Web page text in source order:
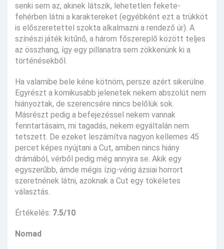
senki sem az, akinek látszik, lehetetlen fekete-
fehérben látni a karaktereket (egyébként ezt a trükköt
is előszeretettel szokta alkalmazni a rendező úr). A
színészi játék kitűnő, a három főszereplő között teljes
az összhang, így egy pillanatra sem zökkenünk ki a
történésekből.
Ha valamibe bele kéne kötnöm, persze azért sikerülne.
Egyrészt a komikusabb jelenetek nekem abszolút nem
hiányoztak, de szerencsére nincs belőlük sok.
Másrészt pedig a befejezéssel nekem vannak
fenntartásaim, mi tagadás, nekem egyáltalán nem
tetszett. De ezeket leszámítva nagyon kellemes 45
percet képes nyújtani a Cut, amiben nincs hiány
drámából, vérből pedig még annyira se. Akik egy
egyszerűbb, ámde mégis ízig-vérig ázsiai horrort
szeretnének látni, azoknak a Cut egy tökéletes
választás.
Értékelés: 7.5/10
Nomad